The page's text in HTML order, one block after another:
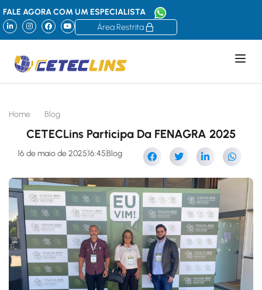
FALE AGORA COM UM ESPECIALISTA
Área Restrita
Home Blog
CETECLins Participa Da FENAGRA 2025
16 de maio de 202516:45Blog